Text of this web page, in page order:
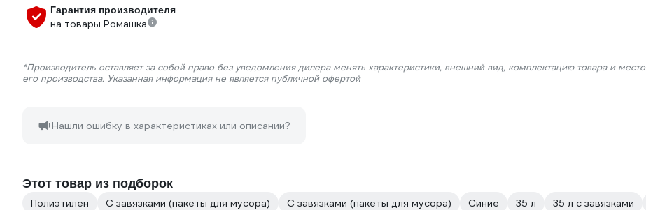
Гарантия производителя
на товары Ромашка
*Производитель оставляет за собой право без уведомления дилера менять характеристики, внешний вид, комплектацию товара и место
его производства. Указанная информация не является публичной офертой
Нашли ошибку в характеристиках или описании?
Этот товар из подборок
Полиэтилен С завязками (пакеты для мусора) С завязками (пакеты для мусора) Синие 35 л 35 л с завязками